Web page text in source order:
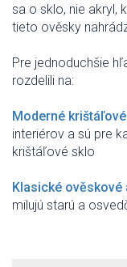
sa o sklo, nie akryl,
tieto ověsky
Pre jednoduchšie
rozdelili na:
Moderné
interiérov a sú pre
krištáľové sklo
Klasické
milujú starú a